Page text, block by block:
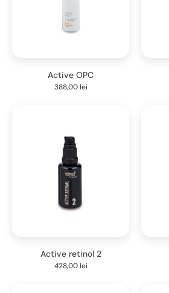
Active OPC
388,00lei
Active retinol 2
428,00lei